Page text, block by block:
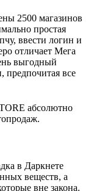
2500 магазинов
простая
ввести логин и
отличает Мега
выгодный
предпочитая все
абсолютно
в Даркнете
веществ, а
вне закона.